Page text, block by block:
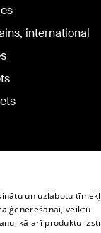
international
un uzlabotu
ģenerēšanai, veiktu
kā arī produktu